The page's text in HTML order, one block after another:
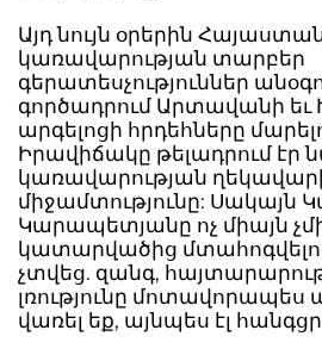
Այդ նույն օրերին
կառավարության տարբեր
գերատեսչություններ
գործադրում Արտավանի եւ
արգելոցի հրդեհները
Իրավիճակը թելադրում էր
կառավարության
միջամտությունը: Սակայն
Կարապետյանը ոչ միայն
կատարվածից մտահոգվելու
չտվեց. զանգ,
լռությունը մոտավորապես
վառել եք, այնպես էլ